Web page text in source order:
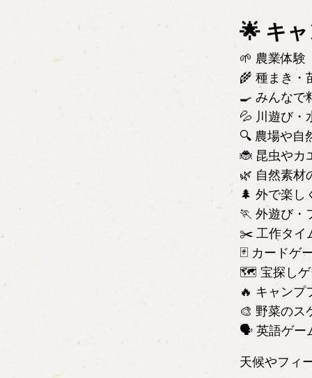
🌟 キ
🌱 農業体験
🌾 種まき・
🍳 みんなで
💦 川遊び・
🔍 農場や自
🐞 昆虫やカ
🌿 自然素材
🌲 外で楽し
🏃 外遊び・
✂️ 工作タイ
🃏 カードゲ
🗺 宝探しゲ
🔥 キャンプ
🎨 野菜のス
🗣 英語ゲー
天候やフィ